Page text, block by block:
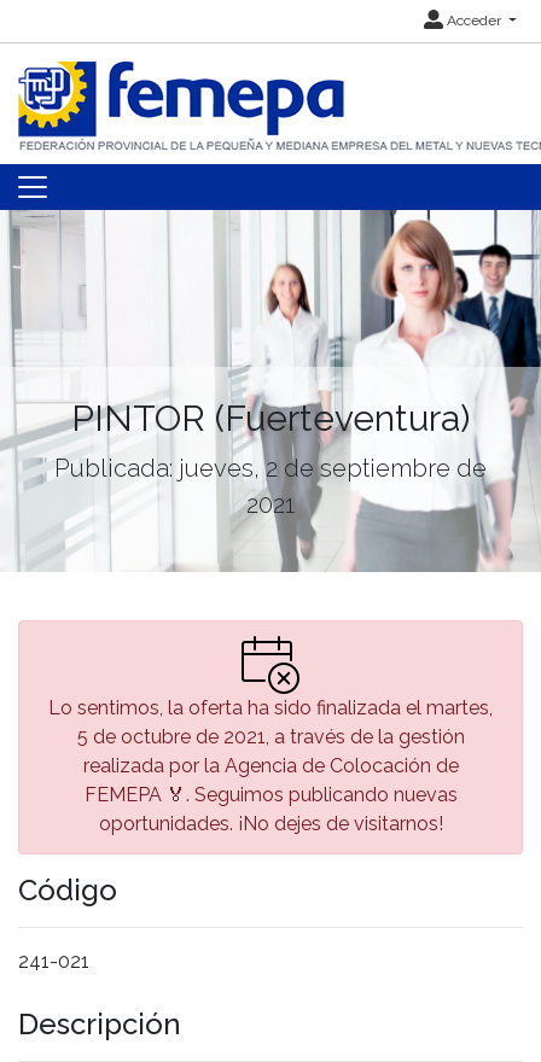
Acceder
PINTOR (Fuerteventura)
Publicada: jueves, 2 de septiembre de
2021
Lo sentimos, la oferta ha sido finalizada el martes,
5 de octubre de 2021, a través de la gestión
realizada por la Agencia de Colocación de
FEMEPA 🏅. Seguimos publicando nuevas
oportunidades. ¡No dejes de visitarnos!
Código
241-021
Descripción